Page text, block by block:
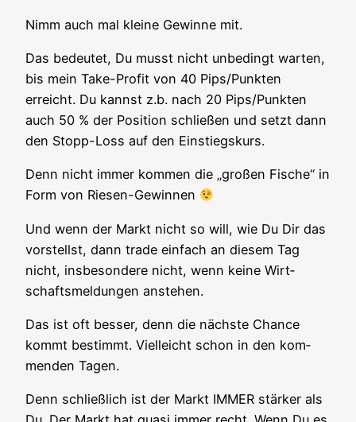
Nimm auch mal klei­ne Gewin­ne mit.
Das bedeu­tet, Du musst nicht unbe­dingt war­ten,
bis mein Take-Pro­fit von 40 Pips/Punkten
erreicht. Du kannst z.b. nach 20 Pips/Punkten
auch 50 % der Posi­ti­on schlie­ßen und setzt dann
den Stopp-Loss auf den Einstiegskurs.
Denn nicht immer kom­men die „gro­ßen Fische“ in
Form von Riesen-Gewinnen
Und wenn der Markt nicht so will, wie Du Dir das
vor­stellst, dann trade ein­fach an die­sem Tag
nicht, ins­be­son­de­re nicht, wenn kei­ne Wirt­
schafts­mel­dun­gen anstehen.
Das ist oft bes­ser, denn die nächs­te Chan­ce
kommt bestimmt. Viel­leicht schon in den kom­
men­den Tagen.
Denn schließ­lich ist der Markt IMMER stär­ker als